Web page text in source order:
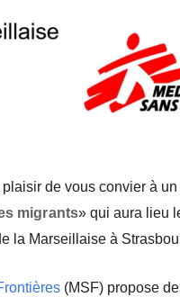
plaisir de vous convier à
migrants» qui aura lieu
la Marseillaise à
(MSF) propose